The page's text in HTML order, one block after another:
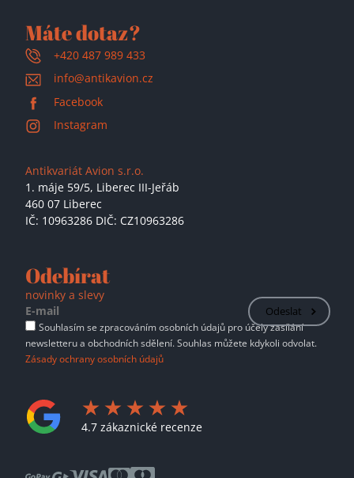
Máte dotaz?
+420 487 989 433
info@antikavion.cz
Facebook
Instagram
Antikvariát Avion s.r.o.
1. máje 59/5, Liberec III-Jeřáb
460 07 Liberec
IČ: 10963286 DIČ: CZ10963286
Odebírat
novinky a slevy
Odeslat
Souhlasím se zpracováním osobních údajů pro účely zasílání
newsletteru a obchodních sdělení. Souhlas můžete kdykoli odvolat.
Zásady ochrany osobních údajů
4.7 zákaznické recenze